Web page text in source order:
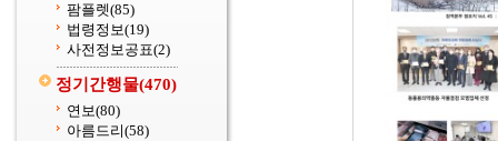
팜플렛(85)
법령정보(19)
사전정보공표(2)
정기간행물(470)
연보(80)
아름드리(58)